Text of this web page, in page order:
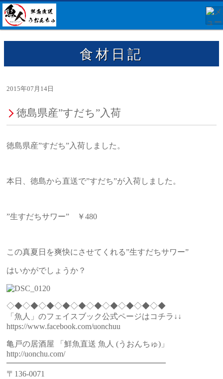
食材日記
2015年07月14日
徳島県産”すだち”入荷
徳島県産”すだち”入荷しました。
本日、徳島から直送で”すだち”が入荷しました。
”生すだちサワー” ￥480
この真夏日を爽快にさせてくれる”生すだちサワー”
はいかがでしょうか？
◇◆◇◆◇◆◇◆◇◆◇◆◇◆◇◆◇◆◇◆
「魚人」のフェイスブック公式ページはコチラ↓↓
https://www.facebook.com/uonchuu
亀戸の居酒屋 「鮮魚直送 魚人 (うおんちゅ)」
http://uonchu.com/
━━━━━━━━━━━━━━━━━━━━
〒136-0071